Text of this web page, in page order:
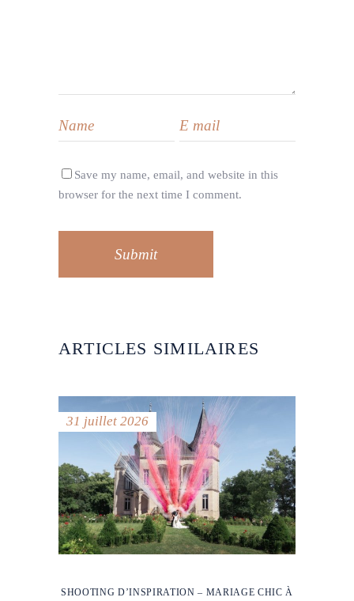
Save my name, email, and website in this
browser for the next time I comment.
Submit
ARTICLES SIMILAIRES
31 juillet 2026
SHOOTING D’INSPIRATION – MARIAGE CHIC À